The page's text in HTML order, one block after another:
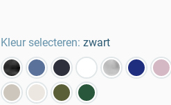
Kleur selecteren: zwart